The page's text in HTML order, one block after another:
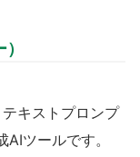
キストプロンプ
ツールです。